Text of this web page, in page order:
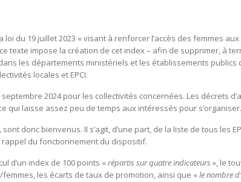
du 19 juillet 2023 « visant à renforcer l’accès des femmes
texte impose la création de cet index – afin de supprimer, à
les départements ministériels et les établissements publics
locales et EPCI.
2024 pour les collectivités concernées. Les décrets
qui laisse assez peu de temps aux intéressés pour s’organiser.
sont donc bienvenus. Il s’agit, d’une part, de la liste de tous les
rappel du fonctionnement du dispositif.
d’un index de 100 points « répartis sur quatre indicateurs », le
les écarts de taux de promotion, ainsi que « le nombre